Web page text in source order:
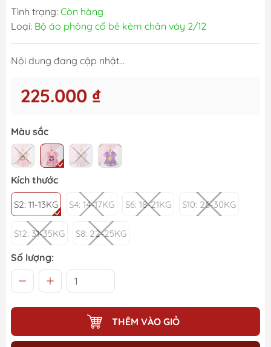
Tình trạng: Còn hàng
Loại: Bộ áo phông cổ bẻ kèm chân váy 2/12
Nội dung đang cập nhật...
225.000 ₫
Màu sắc
Kích thước
S2: 11-13KG S4: 14-17KG S6: 18-21KG S10: 26-30KG
S12: 31-35KG S8: 22-25KG
Số lượng:
THÊM VÀO GIỎ